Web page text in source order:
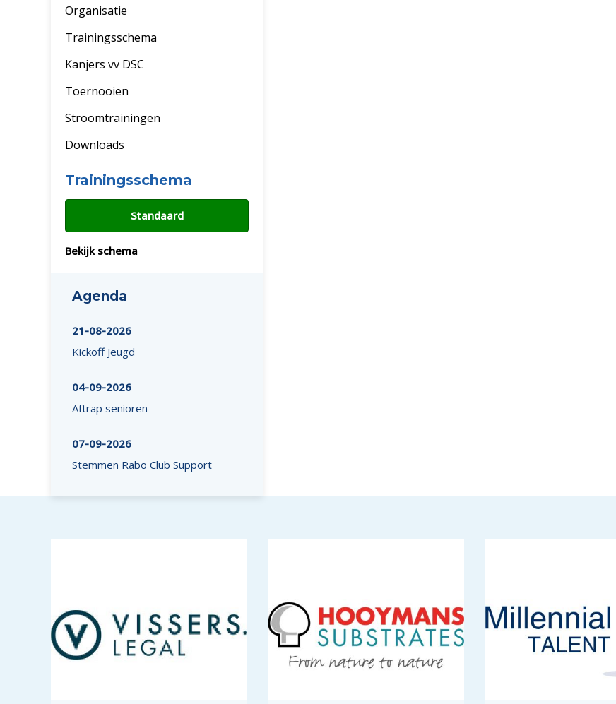
Organisatie
Trainingsschema
Kanjers vv DSC
Toernooien
Stroomtrainingen
Downloads
Trainingsschema
Standaard
Bekijk schema
Agenda
21-08-2026
Kickoff Jeugd
04-09-2026
Aftrap senioren
07-09-2026
Stemmen Rabo Club Support